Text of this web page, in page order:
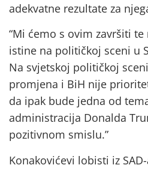
adekvatne rezultate za
“Mi ćemo s ovim završiti
istine na političkoj sceni u
Na svjetskoj političkoj
promjena i BiH nije
da ipak bude jedna od
administracija Donalda
pozitivnom smislu.”
Konakovićevi lobisti iz